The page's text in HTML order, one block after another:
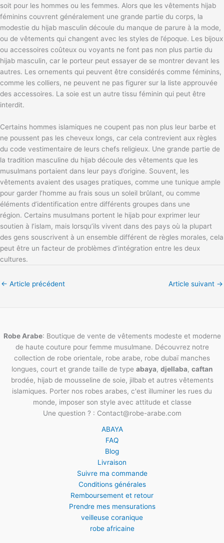
soit pour les hommes ou les femmes. Alors que les vêtements hijab
féminins couvrent généralement une grande partie du corps, la
modestie du hijab masculin découle du manque de parure à la mode,
ou de vêtements qui changent avec les styles de l’époque. Les bijoux
ou accessoires coûteux ou voyants ne font pas non plus partie du
hijab masculin, car le porteur peut essayer de se montrer devant les
autres. Les ornements qui peuvent être considérés comme féminins,
comme les colliers, ne peuvent ne pas figurer sur la liste approuvée
des accessoires. La soie est un autre tissu féminin qui peut être
interdit.
Certains hommes islamiques ne coupent pas non plus leur barbe et
ne poussent pas les cheveux longs, car cela contrevient aux règles
du code vestimentaire de leurs chefs religieux. Une grande partie de
la tradition masculine du hijab découle des vêtements que les
musulmans portaient dans leur pays d’origine. Souvent, les
vêtements avaient des usages pratiques, comme une tunique ample
pour garder l’homme au frais sous un soleil brûlant, ou comme
éléments d’identification entre différents groupes dans une
région. Certains musulmans portent le hijab pour exprimer leur
soutien à l’islam, mais lorsqu’ils vivent dans des pays où la plupart
des gens souscrivent à un ensemble différent de règles morales, cela
peut être un facteur de problèmes d’intégration entre les deux
cultures.
← Article précédent Article suivant →
Robe Arabe: Boutique de vente de vêtements modeste et moderne
de haute couture pour femme musulmane. Découvrez notre
collection de robe orientale, robe arabe, robe dubaï manches
longues, court et grande taille de type abaya, djellaba, caftan
brodée, hijab de mousseline de soie, jilbab et autres vêtements
islamiques. Porter nos robes arabes, c'est illuminer les rues du
monde, imposer son style avec attitude et classe
Une question ? : Contact@robe-arabe.com
ABAYA
FAQ
Blog
Livraison
Suivre ma commande
Conditions générales
Remboursement et retour
Prendre mes mensurations
veilleuse coranique
robe africaine